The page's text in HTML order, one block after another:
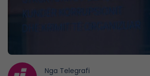
Nga Telegrafi